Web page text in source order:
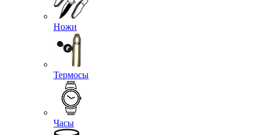
Ножи
Термосы
Часы